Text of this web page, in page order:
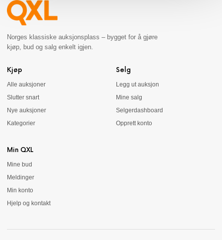
Norges klassiske auksjonsplass – bygget for å gjøre
kjøp, bud og salg enkelt igjen.
Kjøp
Alle auksjoner
Slutter snart
Nye auksjoner
Kategorier
Selg
Legg ut auksjon
Mine salg
Selgerdashboard
Opprett konto
Min QXL
Mine bud
Meldinger
Min konto
Hjelp og kontakt